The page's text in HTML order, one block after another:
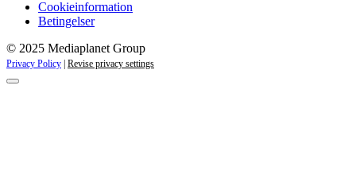
Cookieinformation
Betingelser
© 2025 Mediaplanet Group
Privacy Policy Revise privacy settings